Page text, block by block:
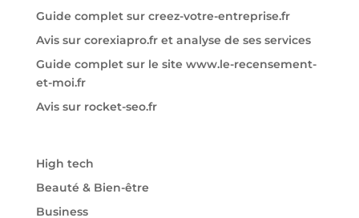
Guide complet sur creez-votre-entreprise.fr
Avis sur corexiapro.fr et analyse de ses services
Guide complet sur le site www.le-recensement-
et-moi.fr
Avis sur rocket-seo.fr
High tech
Beauté & Bien-être
Business